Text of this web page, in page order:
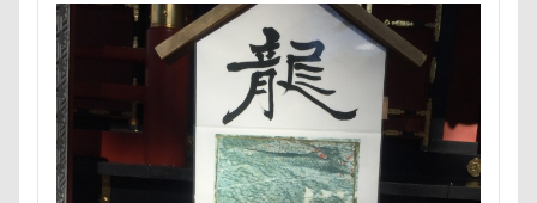
自業自得
臨港パーク 腸閉塞
腕枕
能登 茂原市
葵央（あお）くん
蛇口
蘭ちゃん
藤田りか子 薔薇
蕨駅
蕎麦屋
蓼科 茶花茶花